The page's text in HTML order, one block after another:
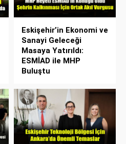
Eskişehir’in Ekonomi ve
Sanayi Geleceği
Masaya Yatırıldı:
ESMİAD ile MHP
Buluştu